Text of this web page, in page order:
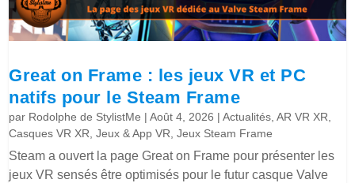
Great on Frame : les jeux VR et PC
natifs pour le Steam Frame
par Rodolphe de StylistMe |Août 4, 2026 |Actualités ,AR VR XR
Casques VR XR ,Jeux & App VR ,Jeux Steam Frame
Steam a ouvert la page Great on Frame pour présenter les
jeux VR sensés être optimisés pour le futur casque Valve